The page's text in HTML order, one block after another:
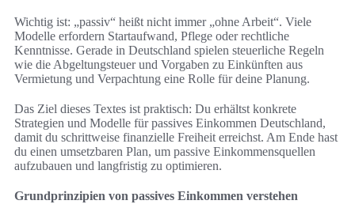
Wichtig ist: „passiv“ heißt nicht immer „ohne Arbeit“. Viele
Modelle erfordern Startaufwand, Pflege oder rechtliche
Kenntnisse. Gerade in Deutschland spielen steuerliche Regeln
wie die Abgeltungsteuer und Vorgaben zu Einkünften aus
Vermietung und Verpachtung eine Rolle für deine Planung.
Das Ziel dieses Textes ist praktisch: Du erhältst konkrete
Strategien und Modelle für passives Einkommen Deutschland,
damit du schrittweise finanzielle Freiheit erreichst. Am Ende hast
du einen umsetzbaren Plan, um passive Einkommensquellen
aufzubauen und langfristig zu optimieren.
Grundprinzipien von passives Einkommen verstehen